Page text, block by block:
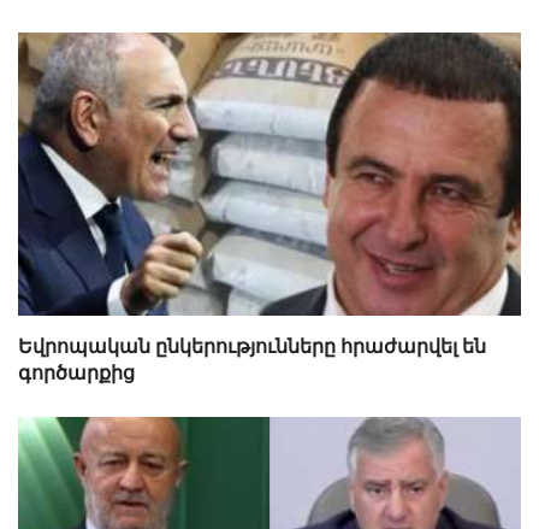
Եվրոպական ընկերությունները հրաժարվել են
գործարքից